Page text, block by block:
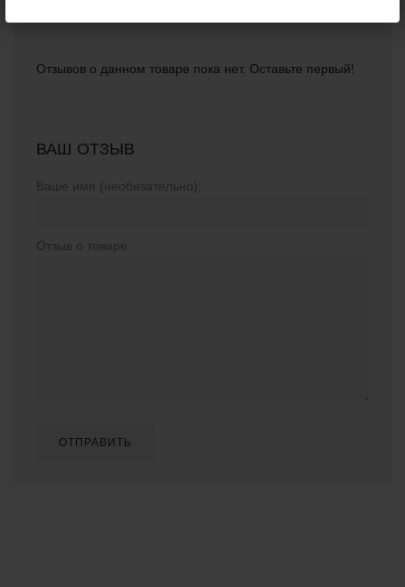
Отзывов о данном товаре пока нет. Оставьте первый!
ВАШ ОТЗЫВ
Ваше имя (необязательно):
Отзыв о товаре:
ОТПРАВИТЬ